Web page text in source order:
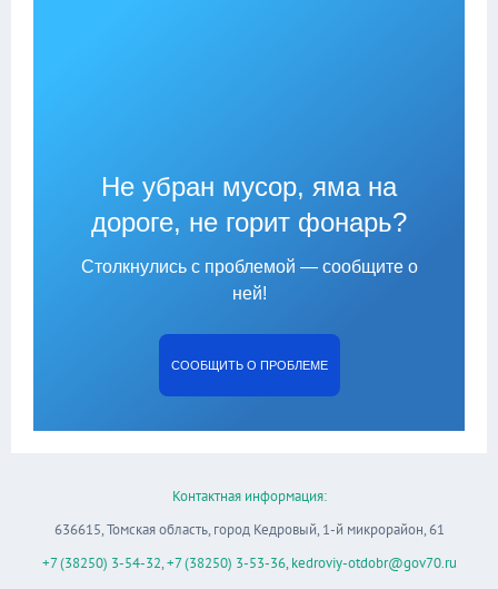
Не убран мусор, яма на
дороге, не горит фонарь?
Столкнулись с проблемой — сообщите о
ней!
СООБЩИТЬ О ПРОБЛЕМЕ
Контактная информация:
636615, Томская область, город Кедровый, 1-й микрорайон, 61
+7 (38250) 3-54-32,+7 (38250) 3-53-36, kedroviy-otdobr@gov70.ru